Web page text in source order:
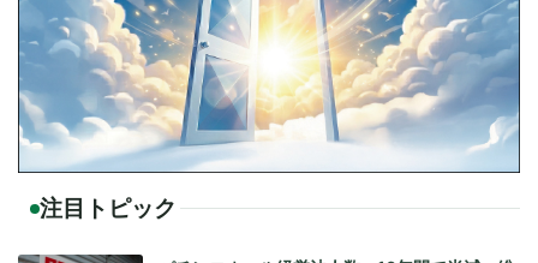
注目トピック